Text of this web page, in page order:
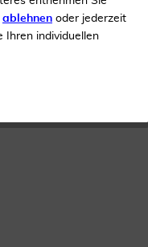
ablehnen oder jederzeit
Ihren individuellen